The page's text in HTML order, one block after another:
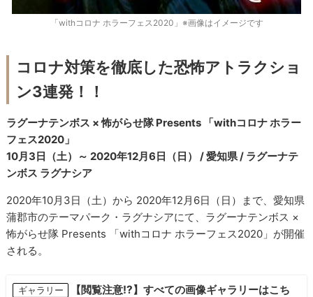
「withコロナ ホラーフェス2020」※画像はイメージです
コロナ対策を徹底した恐怖アトラクショ
ン3連発！！
ラグーナテンボス × 怖がらせ隊 Presents 「withコロナ ホラー
フェス2020」
10月3日（土）～ 2020年12月6日（日） / 愛知県 / ラグーナテ
ンボス ラグナシア
2020年10月3日（土）から 2020年12月6日（日）まで、愛知県
蒲郡市のテーマパーク・ラグナシアにて、ラグーナテンボス ×
怖がらせ隊 Presents 「withコロナ ホラーフェス2020」が開催
される。
ギャラリー
【閲覧注意!?】すべての画像ギャラリーはこち